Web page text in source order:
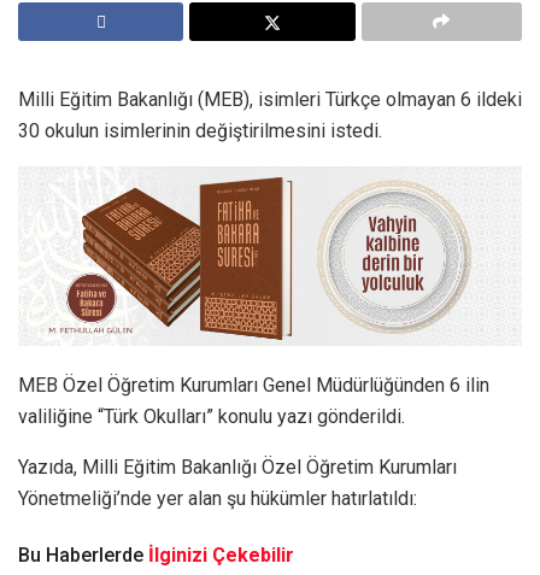
Milli Eğitim Bakanlığı (MEB), isimleri Türkçe olmayan 6 ildeki
30 okulun isimlerinin değiştirilmesini istedi.
MEB Özel Öğretim Kurumları Genel Müdürlüğünden 6 ilin
valiliğine “Türk Okulları” konulu yazı gönderildi.
Yazıda, Milli Eğitim Bakanlığı Özel Öğretim Kurumları
Yönetmeliği’nde yer alan şu hükümler hatırlatıldı:
Bu Haberlerde İlginizi Çekebilir